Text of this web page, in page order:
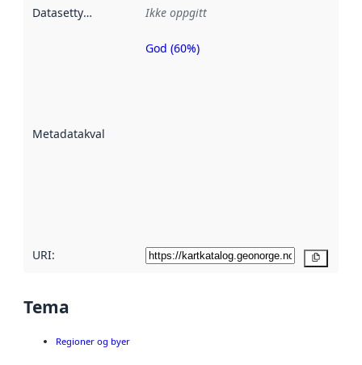
Datasettype Ikke oppgitt
Metadatakvalitet
Metadatakvalitet
God (60%)
URI:
Tema
Regioner og byer